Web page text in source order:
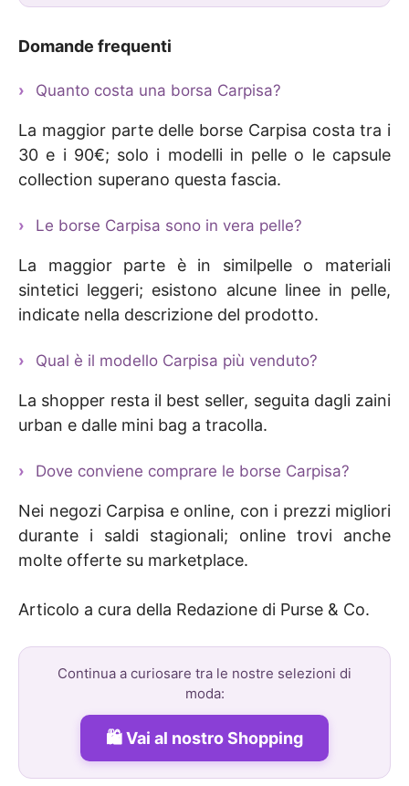
Domande frequenti
Quanto costa una borsa Carpisa?
La maggior parte delle borse Carpisa costa tra i
30 e i 90€; solo i modelli in pelle o le capsule
collection superano questa fascia.
Le borse Carpisa sono in vera pelle?
La maggior parte è in similpelle o materiali
sintetici leggeri; esistono alcune linee in pelle,
indicate nella descrizione del prodotto.
Qual è il modello Carpisa più venduto?
La shopper resta il best seller, seguita dagli zaini
urban e dalle mini bag a tracolla.
Dove conviene comprare le borse Carpisa?
Nei negozi Carpisa e online, con i prezzi migliori
durante i saldi stagionali; online trovi anche
molte offerte su marketplace.
Articolo a cura della Redazione di Purse & Co.
Continua a curiosare tra le nostre selezioni di
moda:
Vai al nostro Shopping